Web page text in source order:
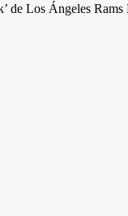
de Los Ángeles